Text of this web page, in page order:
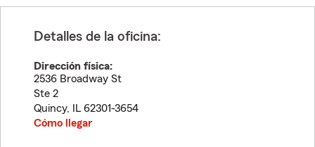
Detalles de la oficina:
Dirección física:
2536 Broadway St
Ste 2
Quincy, IL 62301-3654
Cómo llegar